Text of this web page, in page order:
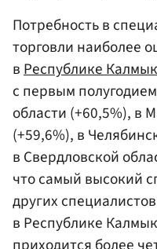
Потребность в
торговли наиболее
вРеспублике
с первым
области (+60,5%), в
(+59,6%), в
в Свердловской
что самый высокий
других
в Республике